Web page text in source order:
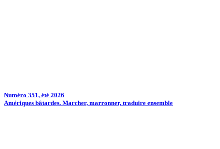
Numéro 351, été 2026
Amériques bâtardes. Marcher, marronner, traduire ensemble